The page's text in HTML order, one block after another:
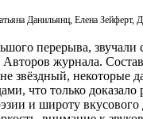
Данильянц, Елена Зейферт,
перерыва, звучали
журнала.
звёздный, некоторые
что только доказало
и широту вкусового